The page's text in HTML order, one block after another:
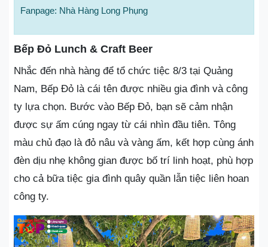
Fanpage: Nhà Hàng Long Phụng
Bếp Đỏ Lunch & Craft Beer
Nhắc đến nhà hàng để tổ chức tiệc 8/3 tại Quảng
Nam, Bếp Đỏ là cái tên được nhiều gia đình và công
ty lựa chọn. Bước vào Bếp Đỏ, bạn sẽ cảm nhận
được sự ấm cúng ngay từ cái nhìn đầu tiên. Tông
màu chủ đạo là đỏ nâu và vàng ấm, kết hợp cùng ánh
đèn dịu nhẹ không gian được bố trí linh hoạt, phù hợp
cho cả bữa tiệc gia đình quây quần lẫn tiệc liên hoan
công ty.